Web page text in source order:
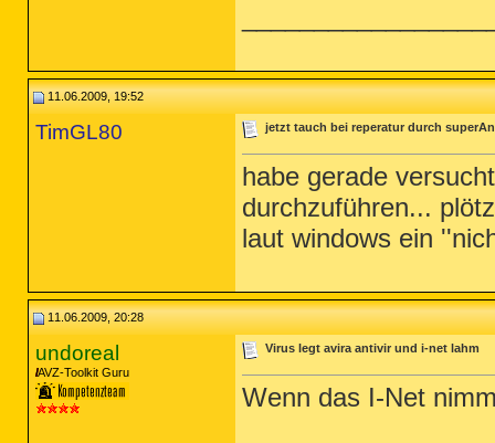
11.06.2009, 19:52
TimGL80 jetzt tauch bei reperatur durch
habe gerade
durchzuführen...
laut windows ein
11.06.2009, 20:28
undoreal
AVZ-Toolkit Guru
Virus legt avira antivir und i-net lahm
Wenn das I-Net